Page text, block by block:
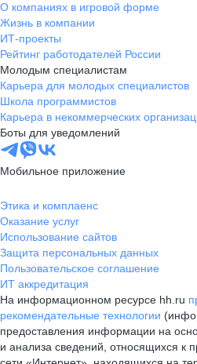
О компаниях в игровой форме
Жизнь в компании
ИТ-проекты
Рейтинг работодателей России
Молодым специалистам
Карьера для молодых специалистов
Школа программистов
Карьера в некоммерческих
Боты для уведомлений
Мобильное приложение
Этика и комплаенс
Оказание услуг
Использование сайтов
Защита персональных данных
Пользовательское соглашение
ИТ аккредитация
На информационном ресурсе hh.ru
рекомендательные технологии
предоставления информации на
и анализа сведений, относящихся к